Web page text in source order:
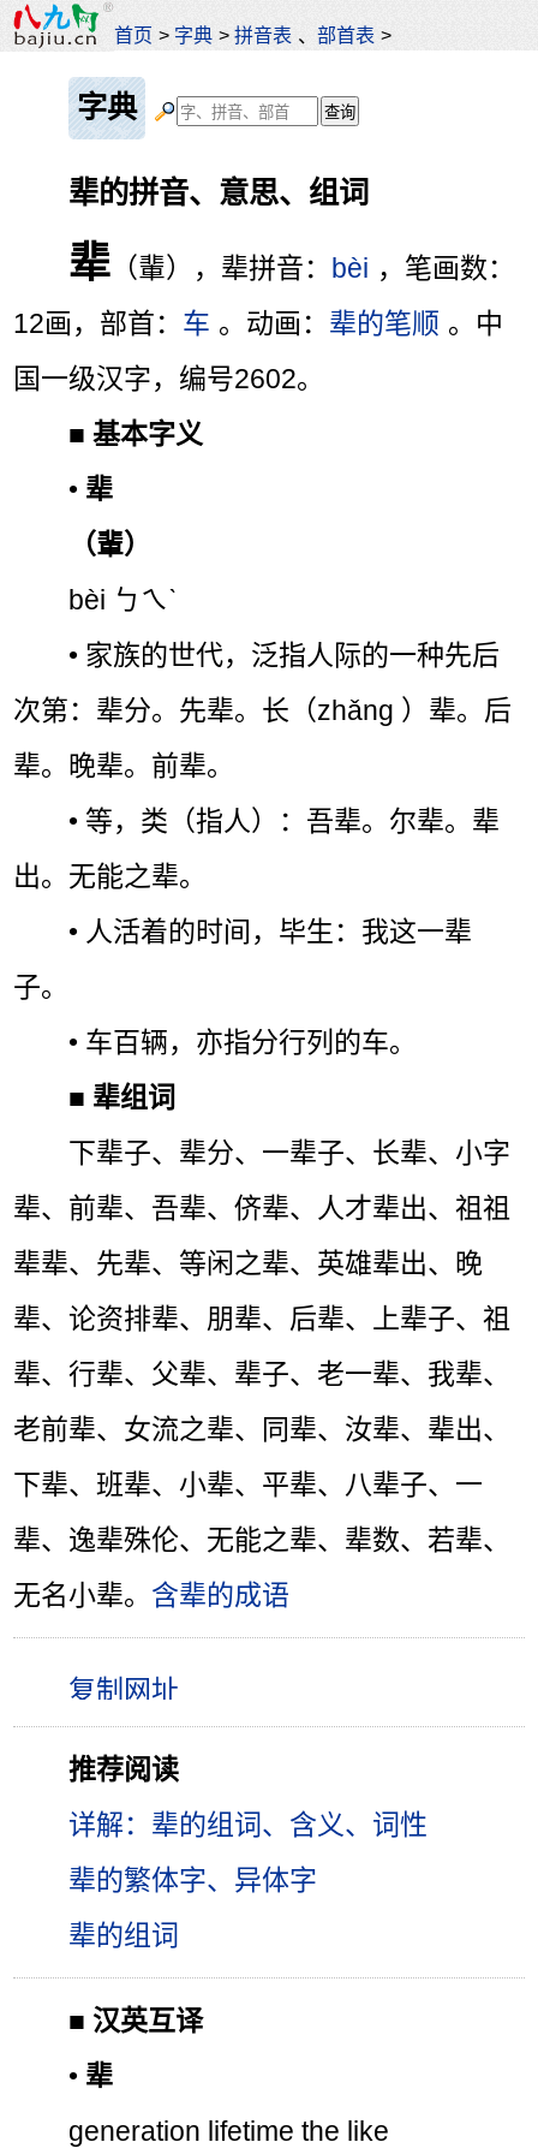
首页 > 字典 >拼音表 、部首表 >
字典
辈的拼音、意思、组词
辈 （輩），辈拼音： bèi ，笔画数：
12画，部首： 车 。动画： 辈的笔顺 。中
国一级汉字，编号2602。
■基本字义
• 辈
（輩）
bèi ㄅㄟˋ
• 家族的世代，泛指人际的一种先后
次第：辈分。先辈。长（zhǎng ）辈。后
辈。晚辈。前辈。
• 等，类（指人）：吾辈。尔辈。辈
出。无能之辈。
• 人活着的时间，毕生：我这一辈
子。
• 车百辆，亦指分行列的车。
■ 辈组词
下辈子、辈分、一辈子、长辈、小字
辈、前辈、吾辈、侪辈、人才辈出、祖祖
辈辈、先辈、等闲之辈、英雄辈出、晚
辈、论资排辈、朋辈、后辈、上辈子、祖
辈、行辈、父辈、辈子、老一辈、我辈、
老前辈、女流之辈、同辈、汝辈、辈出、
下辈、班辈、小辈、平辈、八辈子、一
辈、逸辈殊伦、无能之辈、辈数、若辈、
无名小辈。 含辈的成语
推荐阅读
详解：辈的组词、含义、词性
辈的繁体字、异体字
辈的组词
■ 汉英互译
• 辈
generation lifetime the like